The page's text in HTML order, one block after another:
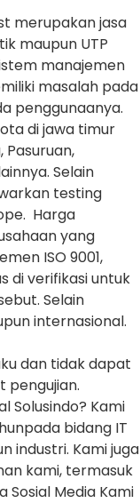
merupakan jasa
maupun UTP
manajemen
masalah pada
penggunaanya.
di jawa timur
Pasuruan,
Selain
testing
Harga
yang
ISO 9001,
di verifikasi untuk
Selain
internasional.
dan tidak dapat
pengujian.
Solusindo? Kami
bidang IT
industri. Kami juga
kami, termasuk
Sosial Media Kami